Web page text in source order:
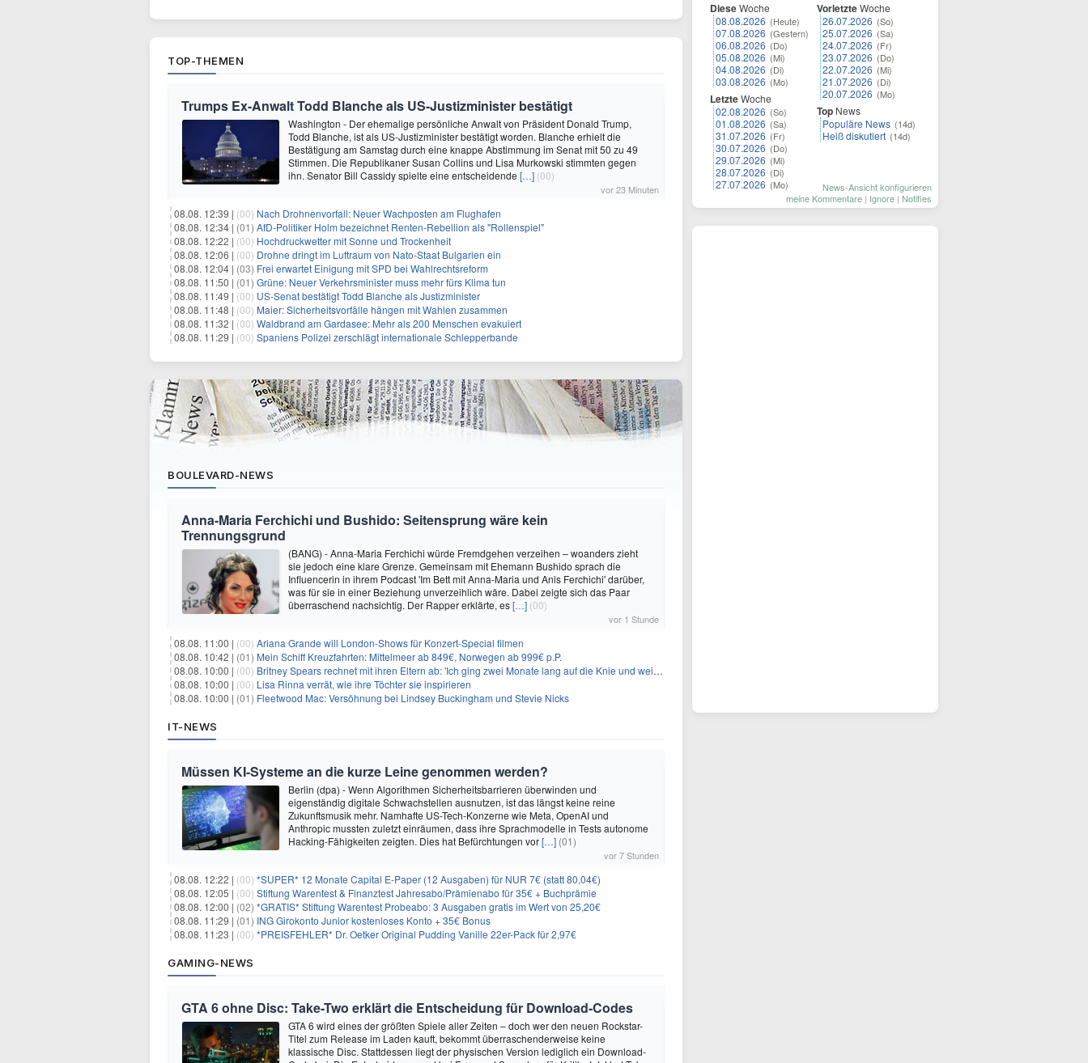
TOP-THEMEN
Trumps Ex-Anwalt Todd Blanche als US-Justizminister bestätigt
Washington - Der ehemalige persönliche Anwalt von Präsident Donald Trump,
Todd Blanche, ist als US-Justizminister bestätigt worden. Blanche erhielt die
Bestätigung am Samstag durch eine knappe Abstimmung im Senat mit 50 zu 49
Stimmen. Die Republikaner Susan Collins und Lisa Murkowski stimmten gegen
ihn. Senator Bill Cassidy spielte eine entscheidende […] (00)
vor 23 Minuten
08.08. 12:39 | (00) Nach Drohnenvorfall: Neuer Wachposten am Flughafen
08.08. 12:34 | (01) AfD-Politiker Holm bezeichnet Renten-Rebellion als "Rollenspiel"
08.08. 12:22 | (00) Hochdruckwetter mit Sonne und Trockenheit
08.08. 12:06 | (00) Drohne dringt im Luftraum von Nato-Staat Bulgarien ein
08.08. 12:04 | (03) Frei erwartet Einigung mit SPD bei Wahlrechtsreform
08.08. 11:50 | (01) Grüne: Neuer Verkehrsminister muss mehr fürs Klima tun
08.08. 11:49 | (00) US-Senat bestätigt Todd Blanche als Justizminister
08.08. 11:48 | (00) Maier: Sicherheitsvorfälle hängen mit Wahlen zusammen
08.08. 11:32 | (00) Waldbrand am Gardasee: Mehr als 200 Menschen evakuiert
08.08. 11:29 | (00) Spaniens Polizei zerschlägt internationale Schlepperbande
BOULEVARD-NEWS
Anna-Maria Ferchichi und Bushido: Seitensprung wäre kein
Trennungsgrund
(BANG) - Anna-Maria Ferchichi würde Fremdgehen verzeihen – woanders zieht
sie jedoch eine klare Grenze. Gemeinsam mit Ehemann Bushido sprach die
Influencerin in ihrem Podcast 'Im Bett mit Anna-Maria und Anis Ferchichi' darüber,
was für sie in einer Beziehung unverzeihlich wäre. Dabei zeigte sich das Paar
überraschend nachsichtig. Der Rapper erklärte, es[…] (00)
vor 1 Stunde
08.08. 11:00 | (00) Ariana Grande will London-Shows für Konzert-Special filmen
08.08. 10:42 | (01) Mein Schiff Kreuzfahrten: Mittelmeer ab 849€, Norwegen ab 999€ p.P.
08.08. 10:00 | (00) Britney Spears rechnet mit ihren Eltern ab: 'Ich ging zwei Monate lang auf die Knie und weinte'
08.08. 10:00 | (00) Lisa Rinna verrät, wie ihre Töchter sie inspirieren
08.08. 10:00 | (01) Fleetwood Mac: Versöhnung bei Lindsey Buckingham und Stevie Nicks
IT-NEWS
Müssen KI-Systeme an die kurze Leine genommen werden?
Berlin (dpa) - Wenn Algorithmen Sicherheitsbarrieren überwinden und
eigenständig digitale Schwachstellen ausnutzen, ist das längst keine reine
Zukunftsmusik mehr. Namhafte US-Tech-Konzerne wie Meta, OpenAI und
Anthropic mussten zuletzt einräumen, dass ihre Sprachmodelle in Tests autonome
Hacking-Fähigkeiten zeigten. Dies hat Befürchtungen vor[…] (01)
vor 7 Stunden
08.08. 12:22 | (00) *SUPER* 12 Monate Capital E-Paper (12 Ausgaben) für NUR 7€ (statt 80,04€)
08.08. 12:05 | (00) Stiftung Warentest & Finanztest Jahresabo/Prämienabo für 35€ + Buchprämie
08.08. 12:00 | (02) *GRATIS* Stiftung Warentest Probeabo: 3 Ausgaben gratis im Wert von 25,20€
08.08. 11:29 | (01) ING Girokonto Junior kostenloses Konto + 35€ Bonus
08.08. 11:23 | (00) *PREISFEHLER* Dr. Oetker Original Pudding Vanille 22er-Pack für 2,97€
GAMING-NEWS
GTA 6 ohne Disc: Take-Two erklärt die Entscheidung für Download-Codes
GTA 6 wird eines der größten Spiele aller Zeiten – doch wer den neuen Rockstar-
Titel zum Release im Laden kauft, bekommt überraschenderweise keine
klassische Disc. Stattdessen liegt der physischen Version lediglich ein Download-
DieseWoche
08.08.2026 (Heute)
07.08.2026 (Gestern)
06.08.2026 (Do)
05.08.2026 (Mi)
04.08.2026 (Di)
03.08.2026 (Mo)
LetzteWoche
02.08.2026 (So)
01.08.2026 (Sa)
31.07.2026 (Fr)
30.07.2026 (Do)
29.07.2026 (Mi)
28.07.2026 (Di)
27.07.2026 (Mo)
VorletzteWoche
26.07.2026 (So)
25.07.2026 (Sa)
24.07.2026 (Fr)
23.07.2026 (Do)
22.07.2026 (Mi)
21.07.2026 (Di)
20.07.2026 (Mo)
Top News
Populäre News (14d)
Heiß diskutiert (14d)
News-Ansicht konfigurieren
meine Kommentare | Ignore | Notifies